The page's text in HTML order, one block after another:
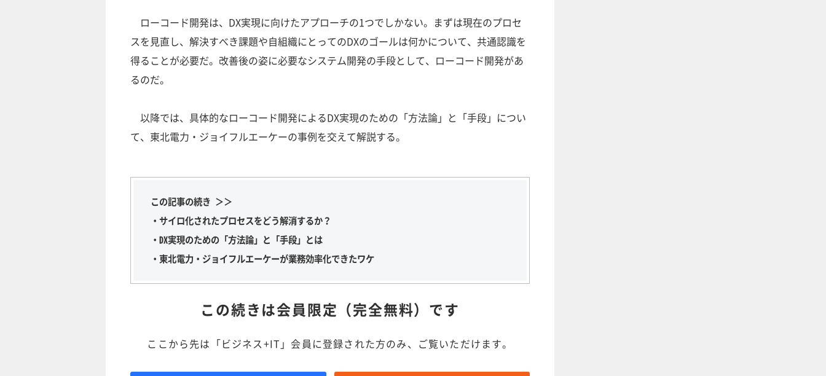
ローコード開発は、DX実現に向けたアプローチの1つでしかない。まずは現在のプロセ
スを見直し、解決すべき課題や自組織にとってのDXのゴールは何かについて、共通認識を
得ることが必要だ。改善後の姿に必要なシステム開発の手段として、ローコード開発があ
るのだ。
以降では、具体的なローコード開発によるDX実現のための「方法論」と「手段」につい
て、東北電力・ジョイフルエーケーの事例を交えて解説する。
この記事の続き ＞＞
・サイロ化されたプロセスをどう解消するか？
・DX実現のための「方法論」と「手段」とは
・東北電力・ジョイフルエーケーが業務効率化できたワケ
この続きは会員限定（完全無料）です
ここから先は「ビジネス+IT」会員に登録された方のみ、ご覧いただけます。